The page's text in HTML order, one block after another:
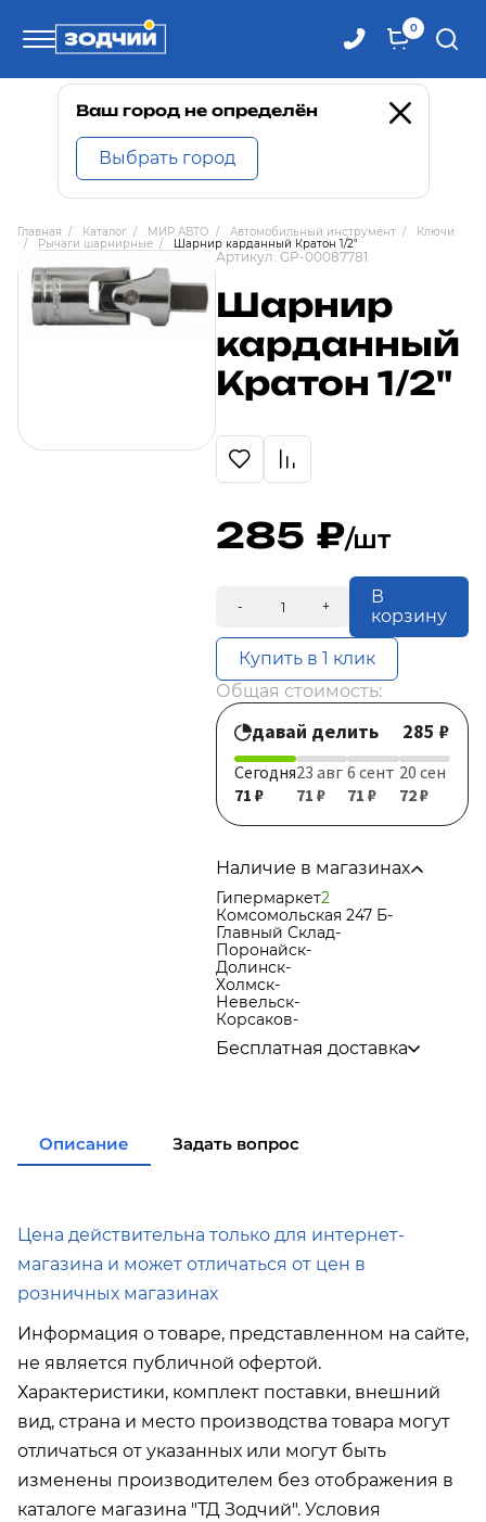
0
Телефоны
8 800 100-71-71
8 (4242) 30-00-27
8 (4242) 30-00-72
Ваш город не определён
Выбрать город
Главная / Каталог / МИР АВТО / Автомобильный инструмент /
Ключи
/
Рычаги шарнирные / Шарнир карданный Кратон 1/2"
Артикул: GP-00087781
Шарнир
карданный
Кратон 1/2"
285 /шт
- +
В
корзину
Купить в 1 клик
Общая стоимость:
давай делить 285 ₽
Сегодня
71 ₽
23 авг
71 ₽
6 сент
71 ₽
20 сен
72 ₽
Наличие в магазинах
Гипермаркет2
Комсомольская 247 Б-
Главный Склад-
Поронайск-
Долинск-
Холмск-
Невельск-
Корсаков-
Бесплатная доставка
в города Холмск, Невельск
Описание Задать вопрос
Цена действительна только для интернет-
магазина и может отличаться от цен в
розничных магазинах
Информация о товаре, представленном на сайте,
не является публичной офертой.
Характеристики, комплект поставки, внешний
вид, страна и место производства товара могут
отличаться от указанных или могут быть
изменены производителем без отображения в
каталоге магазина "ТД Зодчий". Условия